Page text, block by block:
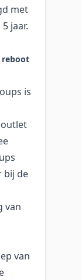
met
jaar.
reboot
is
bij de
van
van